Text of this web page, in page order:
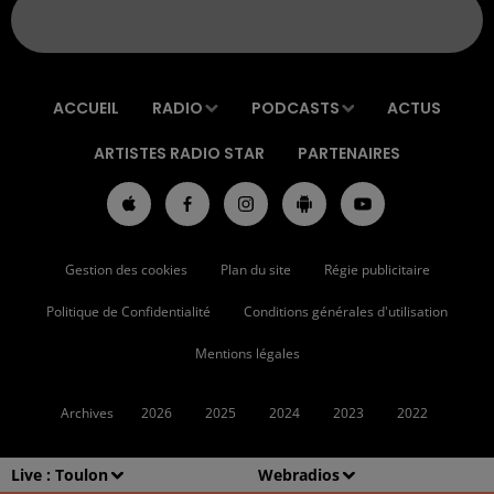
Live : Toulon Webradios
ACCUEIL RADIO PODCASTS ACTUS
ARTISTES RADIO STAR PARTENAIRES
Gestion des cookies Plan du site Régie publicitaire
Politique de Confidentialité Conditions générales d'utilisation
Mentions légales
Archives 2026 2025 2024 2023 2022